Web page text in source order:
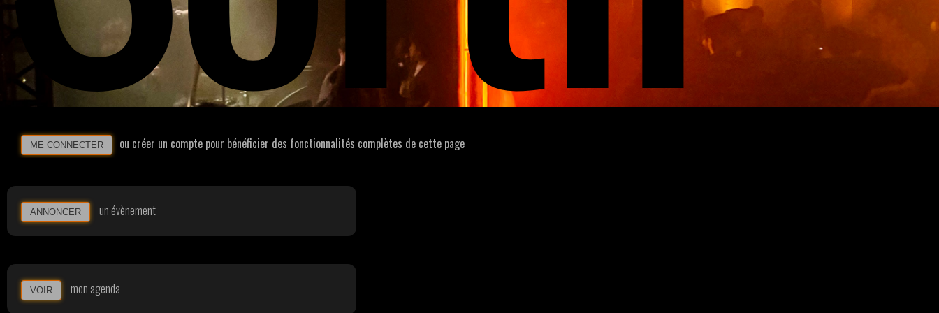
ME CONNECTER ou créer un compte pour bénéficier des fonctionnalités complètes de cette page
ANNONCER un évènement
VOIR mon agenda